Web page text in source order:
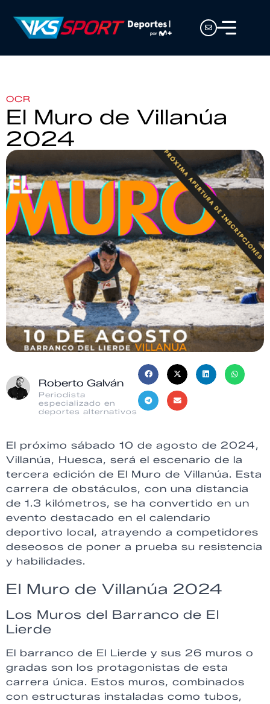
OCR
El Muro de Villanúa
2024
Roberto Galván
Periodista
especializado en
deportes alternativos
El próximo sábado 10 de agosto de 2024,
Villanúa, Huesca, será el escenario de la
tercera edición de El Muro de Villanúa. Esta
carrera de obstáculos, con una distancia
de 1.3 kilómetros, se ha convertido en un
evento destacado en el calendario
deportivo local, atrayendo a competidores
deseosos de poner a prueba su resistencia
y habilidades.
El Muro de Villanúa 2024
Los Muros del Barranco de El
Lierde
El barranco de El Lierde y sus 26 muros o
gradas son los protagonistas de esta
carrera única. Estos muros, combinados
con estructuras instaladas como tubos,